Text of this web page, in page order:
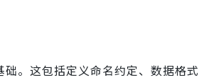
。这包括定义命名约定、数据格